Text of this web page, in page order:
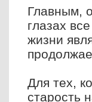
Главным,
глазах
жизни
Для тех,
старость